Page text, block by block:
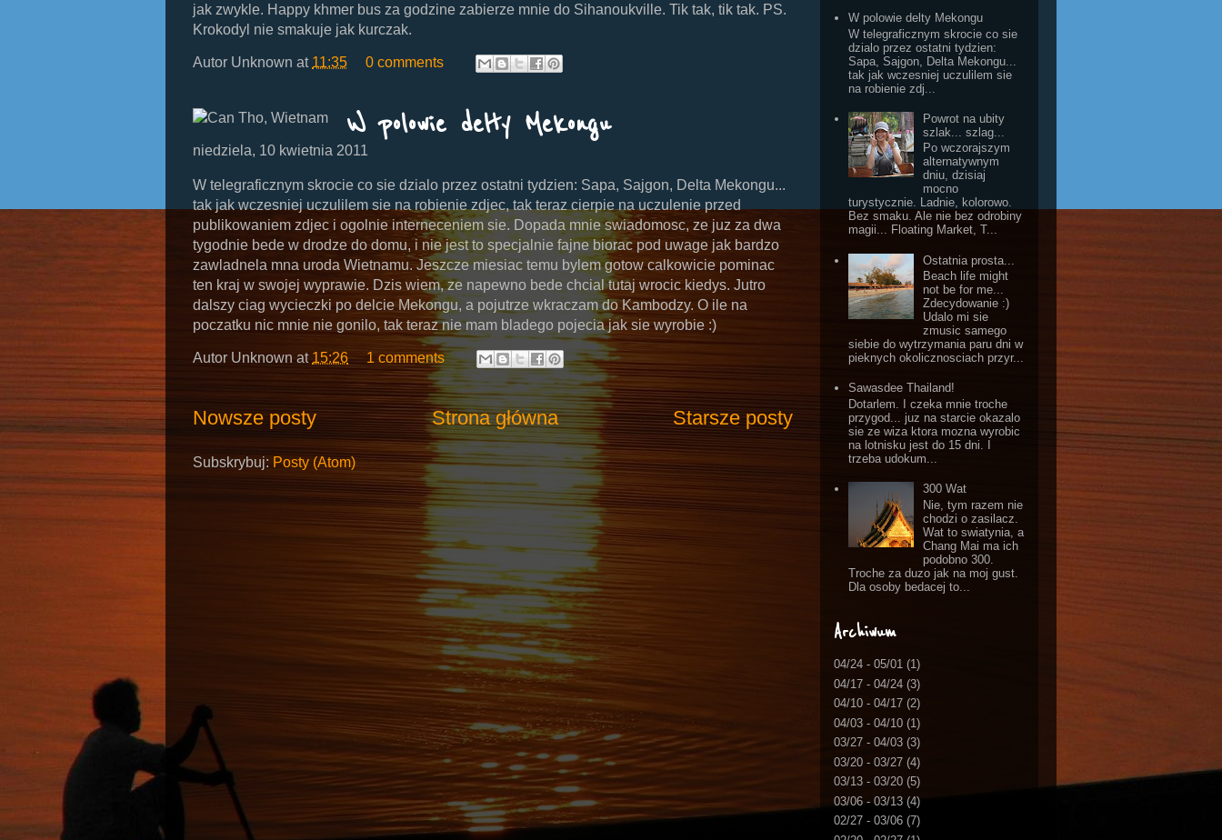
jak zwykle. Happy khmer bus za godzine zabierze mnie do Sihanoukville. Tik tak, tik tak. PS.
Krokodyl nie smakuje jak kurczak.
Autor Unknown at 11:35 0 comments
W polowie delty Mekongu
niedziela, 10 kwietnia 2011
W telegraficznym skrocie co sie dzialo przez ostatni tydzien: Sapa, Sajgon, Delta Mekongu...
tak jak wczesniej uczulilem sie na robienie zdjec, tak teraz cierpie na uczulenie przed
publikowaniem zdjec i ogolnie interneceniem sie. Dopada mnie swiadomosc, ze juz za dwa
tygodnie bede w drodze do domu, i nie jest to specjalnie fajne biorac pod uwage jak bardzo
zawladnela mna uroda Wietnamu. Jeszcze miesiac temu bylem gotow calkowicie pominac
ten kraj w swojej wyprawie. Dzis wiem, ze napewno bede chcial tutaj wrocic kiedys. Jutro
dalszy ciag wycieczki po delcie Mekongu, a pojutrze wkraczam do Kambodzy. O ile na
poczatku nic mnie nie gonilo, tak teraz nie mam bladego pojecia jak sie wyrobie :)
Autor Unknown at 15:26 1 comments
Nowsze posty Starsze posty
Strona główna
Subskrybuj: Posty (Atom)
W polowie delty Mekongu
W telegraficznym skrocie co sie
dzialo przez ostatni tydzien:
Sapa, Sajgon, Delta Mekongu...
tak jak wczesniej uczulilem sie
na robienie zdj...
Powrot na ubity
szlak... szlag...
Po wczorajszym
alternatywnym
dniu, dzisiaj
mocno
turystycznie. Ladnie, kolorowo.
Bez smaku. Ale nie bez odrobiny
magii... Floating Market, T...
Ostatnia prosta...
Beach life might
not be for me...
Zdecydowanie :)
Udalo mi sie
zmusic samego
siebie do wytrzymania paru dni w
pieknych okolicznosciach przyr...
Sawasdee Thailand!
Dotarlem. I czeka mnie troche
przygod... juz na starcie okazalo
sie ze wiza ktora mozna wyrobic
na lotnisku jest do 15 dni. I
trzeba udokum...
300 Wat
Nie, tym razem nie
chodzi o zasilacz.
Wat to swiatynia, a
Chang Mai ma ich
podobno 300.
Troche za duzo jak na moj gust.
Dla osoby bedacej to...
Archiwum
04/24 - 05/01 (1)
04/17 - 04/24 (3)
04/10 - 04/17 (2)
04/03 - 04/10 (1)
03/27 - 04/03 (3)
03/20 - 03/27 (4)
03/13 - 03/20 (5)
03/06 - 03/13 (4)
02/27 - 03/06 (7)